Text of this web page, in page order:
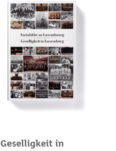
Geselligkeit in